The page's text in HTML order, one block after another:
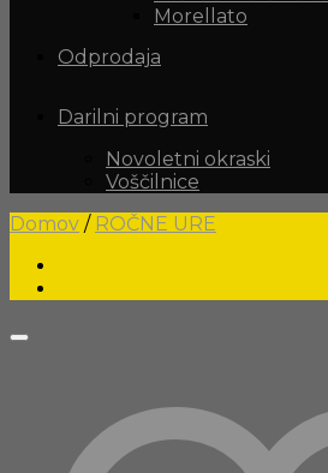
Morellato
Odprodaja
Darilni program
Novoletni okraski
Voščilnice
Domov / ROČNE URE